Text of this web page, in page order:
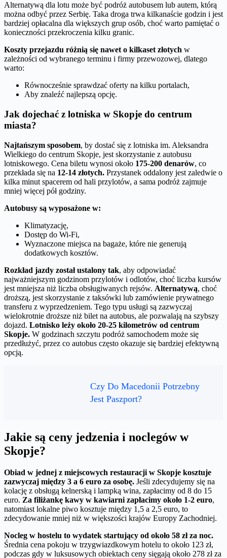
Alternatywą dla lotu może być podróż autobusem lub autem, którą
można odbyć przez Serbię. Taka droga trwa kilkanaście godzin i jest
bardziej opłacalna dla większych grup osób, choć warto pamiętać o
konieczności przekroczenia kilku granic.
Koszty przejazdu różnią się nawet o kilkaset złotych w
zależności od wybranego terminu i firmy przewozowej, dlatego
warto:
Równocześnie sprawdzać oferty na kilku portalach,
Aby znaleźć najlepszą opcję.
Jak dojechać z lotniska w Skopje do centrum
miasta?
Najtańszym sposobem, by dostać się z lotniska im. Aleksandra
Wielkiego do centrum Skopje, jest skorzystanie z autobusu
lotniskowego. Cena biletu wynosi około 175-200 denarów, co
przekłada się na 12-14 złotych. Przystanek oddalony jest zaledwie o
kilka minut spacerem od hali przylotów, a sama podróż zajmuje
mniej więcej pół godziny.
Autobusy są wyposażone w:
Klimatyzację,
Dostęp do Wi-Fi,
Wyznaczone miejsca na bagaże, które nie generują
dodatkowych kosztów.
Rozkład jazdy został ustalony tak, aby odpowiadać
najważniejszym godzinom przylotów i odlotów, choć liczba kursów
jest mniejsza niż liczba obsługiwanych rejsów. Alternatywą, choć
droższą, jest skorzystanie z taksówki lub zamówienie prywatnego
transferu z wyprzedzeniem. Tego typu usługi są zazwyczaj
wielokrotnie droższe niż bilet na autobus, ale pozwalają na szybszy
dojazd. Lotnisko leży około 20-25 kilometrów od centrum
Skopje. W godzinach szczytu podróż samochodem może się
przedłużyć, przez co autobus często okazuje się bardziej efektywną
opcją.
Czy Do Macedonii Potrzebny
Jest Paszport?
Jakie są ceny jedzenia i noclegów w
Skopje?
Obiad w jednej z miejscowych restauracji w Skopje kosztuje
zazwyczaj między 3 a 6 euro za osobę. Jeśli zdecydujemy się na
kolację z obsługą kelnerską i lampką wina, zapłacimy od 8 do 15
euro. Za filiżankę kawy w kawiarni zapłacimy około 1-2 euro,
natomiast lokalne piwo kosztuje między 1,5 a 2,5 euro, to
zdecydowanie mniej niż w większości krajów Europy Zachodniej.
Nocleg w hostelu to wydatek startujący od około 58 zł za noc.
Średnia cena pokoju w trzygwiazdkowym hotelu to około 123 zł,
podczas gdy w luksusowych obiektach ceny sięgają około 278 zł za